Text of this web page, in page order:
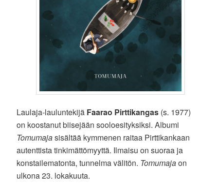
Laulaja-lauluntekijä Faarao Pirttikangas (s. 1977)
on koostanut biisejään sooloesityksiksi. Albumi
Tomumajasisältää kymmenen raitaa Pirttikankaan
autenttista tinkimättömyyttä. Ilmaisu on suoraa ja
konstailematonta, tunnelma välitön. Tomumajaon
ulkona 23. lokakuuta.